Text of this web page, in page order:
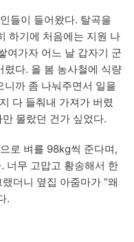
들이 들어왔다. 탈곡을
하기에 처음에는 지원 나
여가자 어느 날 갑자기 군
다. 올 봄 농사철에 식량
까 좀 나눠주면서 일을
다 들춰내 가져가 버렸
몰랐던 건가 싶었다.
로 벼를 98kg씩 준다며,
너무 고맙고 황송해서 한
더니 옆집 아줌마가 “왜
.